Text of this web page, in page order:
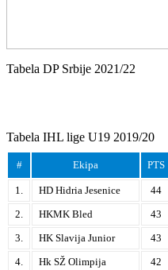
Tabela DP Srbije 2021/22
Tabela IHL lige U19 2019/20
# Ekipa PTS
1. HD Hidria Jesenice
44
2.
HKMK Bled
43
3.
HK Slavija Junior
43
4.
Hk SŽ Olimpija
42